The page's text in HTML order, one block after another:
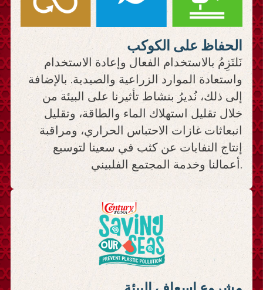
الحفاظ على الكوكب
نَلتَزِمُ بالاستخدام الفعال وإعادة الاستخدام
واستعادة الموارد الزراعية والصيدية. بالإضافة
إلى ذلك، نُديرُ بنشاط تأثيرنا على البيئة من
خلال تقليل استهلاك الماء والطاقة، وتقليل
انبعاثات غازات الاحتباس الحراري، ومراقبة
إنتاج النفايات عن كثب في سعينا لتوسيع
أعمالنا وخدمة المجتمع الفلبيني.